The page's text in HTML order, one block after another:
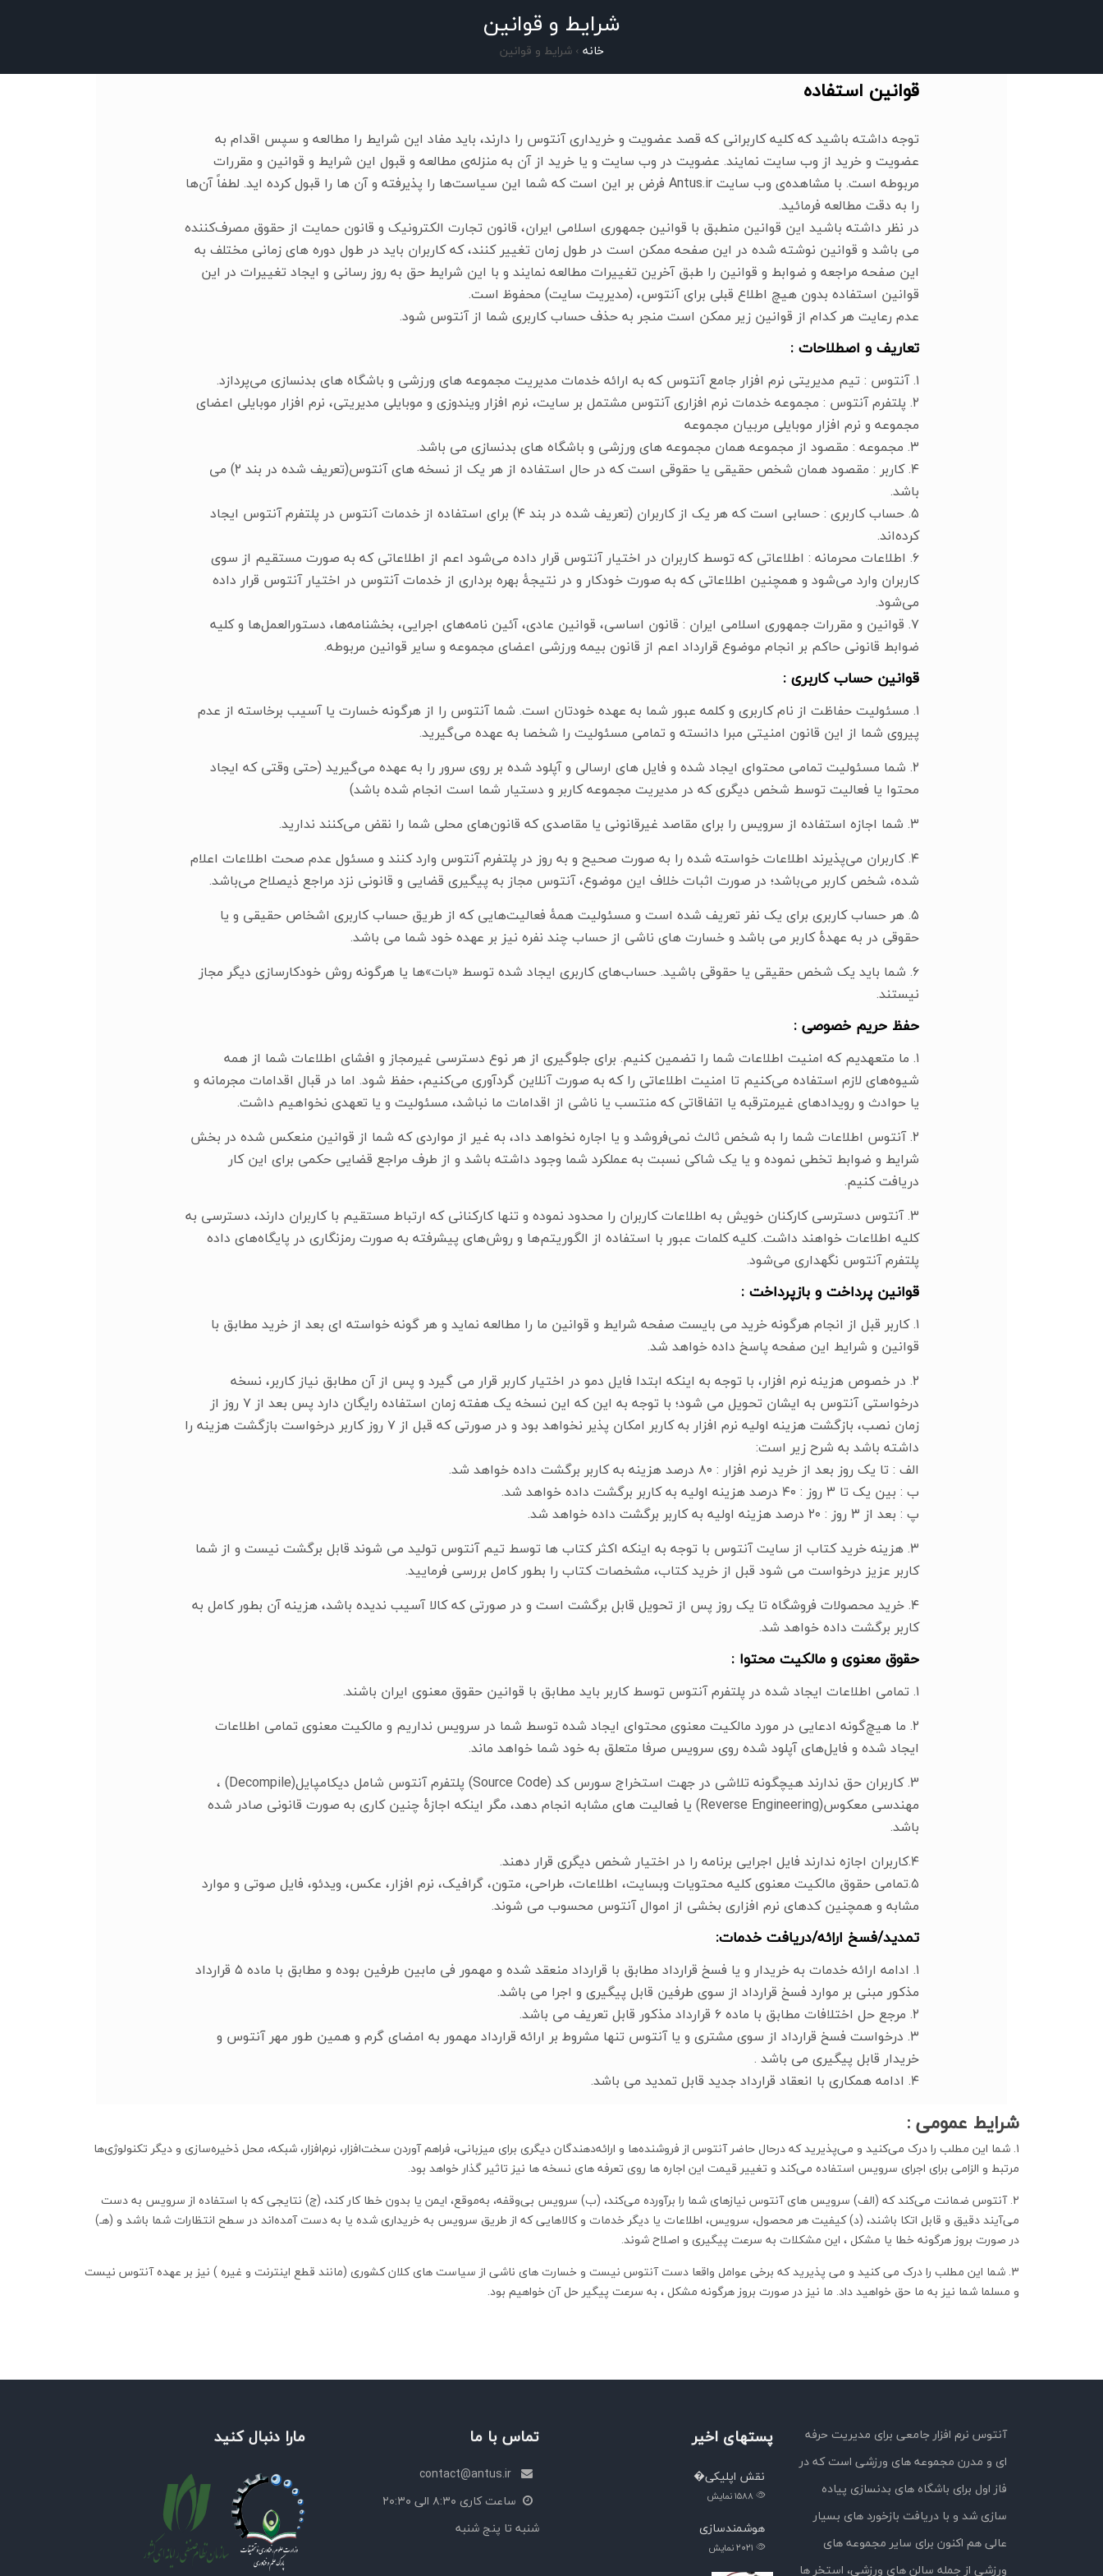
سوالات متداول تماس با ما بلاگ
شرایط و قوانین
خانه ›شرایط و قوانین
قوانین استفاده
توجه داشته باشید که کلیه کاربرانی که قصد عضویت و خریداری آنتوس را دارند، باید مفاد این شرایط را مطالعه و سپس اقدام به
عضویت و خرید از وب سایت نمایند. عضویت در وب سایت و یا خرید از آن به منزله‌ی مطالعه و قبول این شرایط و قوانین و مقررات
مربوطه است. با مشاهده‌ی وب سایت Antus.ir فرض بر این است که شما این سیاست‌ها را پذیرفته و آن ها را قبول کرده اید. لطفاً آن‌ها
را به دقت مطالعه فرمائید.
در نظر داشته باشید این قوانین منطبق با قوانین جمهوری اسلامی ایران، قانون تجارت الکترونیک و قانون حمایت از حقوق مصرف‌کننده
می باشد و قوانین نوشته شده در این صفحه ممکن است در طول زمان تغییر کنند، که کاربران باید در طول دوره های زمانی مختلف به
این صفحه مراجعه و ضوابط و قوانین را طبق آخرین تغییرات مطالعه نمایند و با این شرایط حق به روز رسانی و ایجاد تغییرات در این
قوانین استفاده بدون هیچ اطلاع قبلی برای آنتوس، (مدیریت سایت) محفوظ است.
عدم رعایت هر کدام از قوانین زیر ممکن است منجر به حذف حساب کاربری شما از آنتوس شود.
تعاریف و اصطلاحات :
۱. آنتوس : تیم مدیریتی نرم افزار جامع آنتوس که به ارائه خدمات مدیریت مجموعه های ورزشی و باشگاه های بدنسازی می‌پردازد.
۲. پلتفرم آنتوس : مجموعه خدمات نرم افزاری آنتوس مشتمل بر سایت، نرم افزار ویندوزی و موبایلی مدیریتی، نرم افزار موبایلی اعضای
مجموعه و نرم افزار موبایلی مربیان مجموعه
۳. مجموعه : مقصود از مجموعه همان مجموعه های ورزشی و باشگاه های بدنسازی می باشد.
۴. کاربر : مقصود همان شخص حقیقی یا حقوقی است که در حال استفاده از هر یک از نسخه های آنتوس(تعریف شده در بند ۲) می
باشد.
۵. حساب کاربری : حسابی است که هر یک از کاربران (تعریف شده در بند ۴) برای استفاده از خدمات آنتوس در پلتفرم آنتوس ایجاد
کرده‌اند.
۶. اطلاعات محرمانه : اطلاعاتی که توسط کاربران در اختیار آنتوس قرار داده می‌شود اعم از اطلاعاتی که به صورت مستقیم از سوی
کاربران وارد می‌شود و همچنین اطلاعاتی که به صورت خودکار و در نتیجۀ بهره برداری از خدمات آنتوس در اختیار آنتوس قرار داده
می‌شود.
۷. قوانین و مقررات جمهوری اسلامی ایران : قانون اساسی، قوانین عادی، آئین نامه‌های اجرایی، بخشنامه‌ها، دستورالعمل‌ها و کلیه
ضوابط قانونی حاکم بر انجام موضوع قرارداد اعم از قانون بیمه ورزشی اعضای مجموعه و سایر قوانین مربوطه.
قوانین حساب کاربری :
۱. مسئولیت حفاظت از نام کاربری و کلمه عبور شما به عهده خودتان است. شما آنتوس را از هرگونه خسارت یا آسیب برخاسته از عدم
پیروی شما از این قانون امنیتی مبرا دانسته و تمامی مسئولیت را شخصا به عهده می‌گیرید.
۲. شما مسئولیت تمامی محتوای ایجاد شده و فایل های ارسالی و آپلود شده بر روی سرور را به عهده می‌گیرید (حتی وقتی که ایجاد
محتوا یا فعالیت توسط شخص دیگری که در مدیریت مجموعه کاربر و دستیار شما است انجام شده باشد)
۳. شما اجازه استفاده از سرویس را برای مقاصد غیرقانونی یا مقاصدی که قانون‌های محلی شما را نقض می‌کنند ندارید.
۴. کاربران می‌پذیرند اطلاعات خواسته شده را به صورت صحیح و به‌ روز در پلتفرم آنتوس وارد کنند و مسئول عدم صحت اطلاعات اعلام
شده، شخص کاربر می‌باشد؛ در صورت اثبات خلاف این موضوع، آنتوس مجاز به پیگیری قضایی و قانونی نزد مراجع ذیصلاح می‌باشد.
۵. هر حساب کاربری برای یک نفر تعریف شده است و مسئولیت همۀ فعالیت‌هایی که از طریق حساب کاربری اشخاص حقیقی و یا
حقوقی در به عهدۀ کاربر می باشد و خسارت های ناشی از حساب چند نفره نیز بر عهده خود شما می باشد.
۶. شما باید یک شخص حقیقی یا حقوقی باشید. حساب‌های کاربری ایجاد شده توسط «بات»ها یا هرگونه روش خودکارسازی دیگر مجاز
نیستند.
حفظ حریم خصوصی :
۱. ما متعهدیم که امنیت اطلاعات شما را تضمین کنیم. برای جلوگیری از هر نوع دسترسی غیرمجاز و افشای اطلاعات شما از همه
شیوه‌های لازم استفاده می‌کنیم تا امنیت اطلاعاتی را که به صورت آنلاین گردآوری می‌کنیم، حفظ شود. اما در قبال اقدامات مجرمانه و
یا حوادث و رویدادهای غیرمترقبه یا اتفاقاتی که منتسب یا ناشی از اقدامات ما نباشد، مسئولیت و یا تعهدی نخواهیم داشت.
۲. آنتوس اطلاعات شما را به شخص ثالث نمی‌فروشد و یا اجاره نخواهد داد، به غیر از مواردی که شما از قوانین منعکس شده در بخش
شرایط و ضوابط تخطی نموده و یا یک شاکی نسبت به عملکرد شما وجود داشته باشد و از طرف مراجع قضایی حکمی برای این کار
دریافت کنیم.
۳. آنتوس دسترسی کارکنان خویش به اطلاعات کاربران را محدود نموده و تنها کارکنانی که ارتباط مستقیم با کاربران دارند، دسترسی به
کلیه اطلاعات خواهند داشت. کلیه کلمات عبور با استفاده از الگوریتم‌ها و روش‌های پیشرفته به صورت رمزنگاری در پایگاه‌های داده
پلتفرم آنتوس نگهداری می‌شود.
قوانین پرداخت و بازپرداخت :
۱. کاربر قبل از انجام هرگونه خرید می بایست صفحه شرایط و قوانین ما را مطالعه نماید و هر گونه خواسته ای بعد از خرید مطابق با
قوانین و شرایط این صفحه پاسخ داده خواهد شد.
۲. در خصوص هزینه نرم افزار، با توجه به اینکه ابتدا فایل دمو در اختیار کاربر قرار می گیرد و پس از آن مطابق نیاز کاربر، نسخه
درخواستی آنتوس به ایشان تحویل می شود؛ با توجه به این که این نسخه یک هفته زمان استفاده رایگان دارد پس بعد از ۷ روز از
زمان نصب، بازگشت هزینه اولیه نرم افزار به کاربر امکان پذیر نخواهد بود و در صورتی که قبل از ۷ روز کاربر درخواست بازگشت هزینه را
داشته باشد به شرح زیر است:
الف : تا یک روز بعد از خرید نرم افزار : ۸۰ درصد هزینه به کاربر برگشت داده خواهد شد.
ب : بین یک تا ۳ روز : ۴۰ درصد هزینه اولیه به کاربر برگشت داده خواهد شد.
پ : بعد از ۳ روز : ۲۰ درصد هزینه اولیه به کاربر برگشت داده خواهد شد.
۳. هزینه خرید کتاب از سایت آنتوس با توجه به اینکه اکثر کتاب ها توسط تیم آنتوس تولید می شوند قابل برگشت نیست و از شما
کاربر عزیز درخواست می شود قبل از خرید کتاب، مشخصات کتاب را بطور کامل بررسی فرمایید.
۴. خرید محصولات فروشگاه تا یک روز پس از تحویل قابل برگشت است و در صورتی که کالا آسیب ندیده باشد، هزینه آن بطور کامل به
کاربر برگشت داده خواهد شد.
حقوق معنوی و مالکیت محتوا :
۱. تمامی اطلاعات ایجاد شده در پلتفرم آنتوس توسط کاربر باید مطابق با قوانین حقوق معنوی ایران باشند.
۲. ما هیچ‌گونه ادعایی در مورد مالکیت معنوی محتوای ایجاد شده توسط شما در سرویس نداریم و مالکیت معنوی تمامی اطلاعات
ایجاد شده و فایل‌های آپلود شده روی سرویس صرفا متعلق به خود شما خواهد ماند.
3. کاربران حق ندارند هیچگونه تلاشی در جهت استخراج سورس کد (Source Code) پلتفرم آنتوس شامل دیکامپایل(Decompile) ،
مهندسی معکوس(Reverse Engineering) یا فعالیت های مشابه انجام دهد، مگر اینکه اجازۀ چنین کاری به صورت قانونی صادر شده
باشد.
۴.کاربران اجازه ندارند فایل اجرایی برنامه را در اختیار شخص دیگری قرار دهند.
۵.تمامی حقوق مالکیت معنوی کلیه محتویات وبسایت، اطلاعات، طراحی، متون، گرافیک، نرم افزار، عکس، ویدئو، فایل صوتی و موارد
مشابه و همچنین کدهای نرم افزاری بخشی از اموال آنتوس محسوب می شوند.
تمدید/فسخ ارائه/دریافت خدمات:
۱. ادامه ارائه خدمات به خریدار و یا فسخ قرارداد مطابق با قرارداد منعقد شده و مهمور فی مابین طرفین بوده و مطابق با ماده ۵ قرارداد
مذکور مبنی بر موارد فسخ قرارداد از سوی طرفین قابل پیگیری و اجرا می باشد.
۲. مرجع حل اختلافات مطابق با ماده ۶ قرارداد مذکور قابل تعریف می باشد.
۳. درخواست فسخ قرارداد از سوی مشتری و یا آنتوس تنها مشروط بر ارائه قرارداد مهمور به امضای گرم و همین طور مهر آنتوس و
خریدار قابل پیگیری می باشد .
۴. ادامه همکاری با انعقاد قرارداد جدید قابل تمدید می باشد.
شرایط عمومی :
۱. شما این مطلب را درک می‌کنید و می‌پذیرید که درحال حاضر آنتوس از فروشنده‌ها و ارائه‌دهندگان دیگری برای میزبانی، فراهم آوردن سخت‌افزار، نرم‌افزار، شبکه، محل ذخیره‌سازی و دیگر تکنولوژی‌ها
مرتبط و الزامی برای اجرای سرویس استفاده می‌کند و تغییر قیمت این اجاره ها روی تعرفه های نسخه ها نیز تاثیر گذار خواهد بود.
۲. آنتوس ضمانت می‌کند که (الف) سرویس های آنتوس نیازهای شما را برآورده می‌کند، (ب) سرویس بی‌وقفه، به‌موقع، ایمن یا بدون خطا کار کند، (ج) نتایجی که با استفاده از سرویس به دست
می‌آیند دقیق و قابل اتکا باشند، (د) کیفیت هر محصول، سرویس، اطلاعات یا دیگر خدمات و کالاهایی که از طریق سرویس به خریداری شده یا به دست آمده‌اند در سطح انتظارات شما باشد و (هـ)
در صورت بروز هرگونه خطا یا مشکل ، این مشکلات به سرعت پیگیری و اصلاح شوند.
۳. شما این مطلب را درک می کنید و می پذیرید که برخی عوامل واقعا دست آنتوس نیست و خسارت های ناشی از سیاست های کلان کشوری (مانند قطع اینترنت و غیره ) نیز بر عهده آنتوس نیست
و مسلما شما نیز به ما حق خواهید داد. ما نیز در صورت بروز هرگونه مشکل ، به سرعت پیگیر حل آن خواهیم بود.
آنتوس نرم افزار جامعی برای مدیریت حرفه
ای و مدرن مجموعه های ورزشی است که در
فاز اول برای باشگاه های بدنسازی پیاده
سازی شد و با دریافت بازخورد های بسیار
عالی هم اکنون برای سایر مجموعه های
ورزشی از جمله سالن های ورزشی، استخر ها
پستهای اخیر
نقش اپلیکی�
نمایش
هوشمندسازی
نمایش
تماس با ما
ساعت کاری ۸:۳۰ الی ۲۰:۳۰
شنبه تا پنج شنبه
مارا دنبال کنید